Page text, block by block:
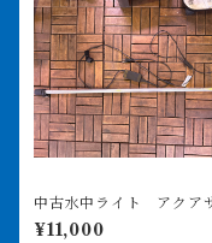
中古水中ライト アクア
¥11,000